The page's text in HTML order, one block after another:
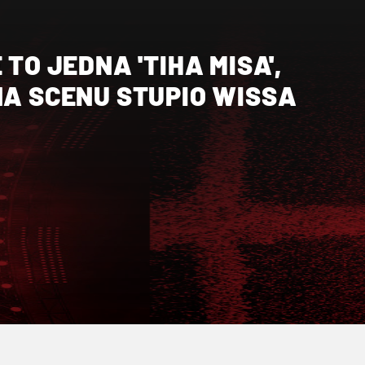
JEDNA 'TIHA MISA',
SCENU STUPIO WISSA